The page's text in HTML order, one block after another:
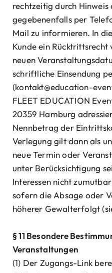
rechtzeitig durch
gegebenenfalls per
Mail zu informieren. In
Kunde ein Rücktrittsrecht
neuen
schriftliche Einsendung
(kontakt@education-
FLEET EDUCATION
20359 Hamburg
Nennbetrag der
Verlegung gilt dann als
neue Termin oder
unter Berücksichtigung
Interessen nicht
sofern die Absage oder
höherer Gewalterfolgt
§ 11 Besondere
Veranstaltungen
(1) Der Zugangs-Link